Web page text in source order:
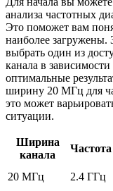
анализа частотных
Это поможет вам
наиболее загружены.
выбрать один из
канала в зависимости
оптимальные
ширину 20 МГц для
это может
ситуации.
Ширина
канала
Частота
20 МГц 2.4 ГГц